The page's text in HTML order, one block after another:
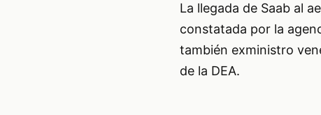
La llegada de Saab al
constatada por la
también exministro
de la DEA.